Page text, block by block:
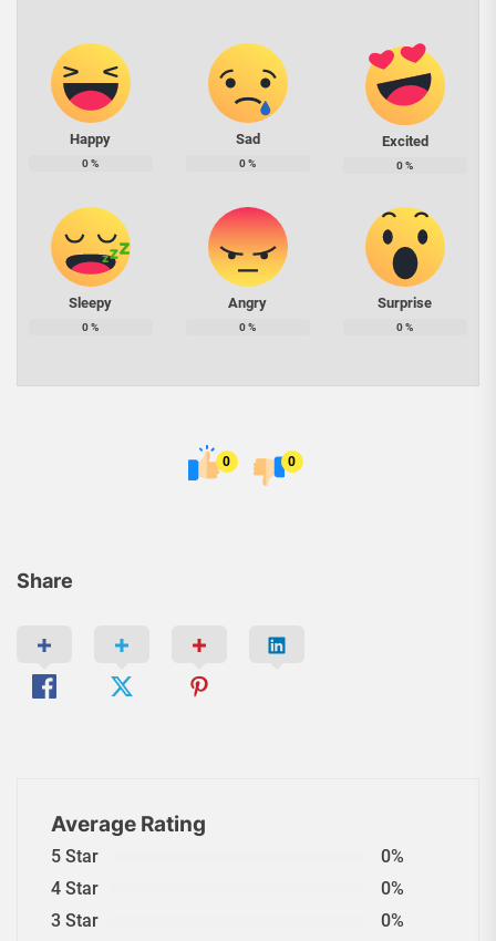
Share
Happy
0%
Sad
0%
Excited
0%
Sleepy
0%
Angry
0%
Surprise
0%
0 0
Average Rating
5 Star
0%
4 Star
0%
3 Star
0%